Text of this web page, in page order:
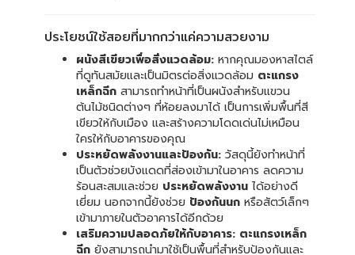
ประโยชน์ใช้สอยที่มากกว่าแค่ความสวยงาม
ผนังสีเขียวเพื่อสิ่งแวดล้อม: หากคุณมองหาสไตล์
ที่ดูทันสมัยและเป็นมิตรต่อสิ่งแวดล้อม ตะแกรง
เหล็กฉีก สามารถทำหน้าที่เป็นผนังสำหรับแขวน
ต้นไม้ชนิดต่างๆ ที่ห้อยลงมาได้ เป็นการเพิ่มพื้นที่สี
เขียวให้กับเมือง และสร้างความโดดเด่นไม่เหมือน
ใครให้กับอาคารของคุณ
ประหยัดพลังงานและป้องกัน: วัสดุนี้ยังทำหน้าที่
เป็นตัวช่วยบังแดดที่ส่องเข้ามาในอาคาร ลดความ
ร้อนสะสมและช่วย ประหยัดพลังงาน ได้อย่างดี
เยี่ยม นอกจากนี้ยังช่วย ป้องกันนก หรือสัตว์เล็กๆ
เข้ามาภายในตัวอาคารได้อีกด้วย
เสริมความปลอดภัยให้กับอาคาร: ตะแกรงเหล็ก
ฉีก ยังสามารถนำมาใช้เป็นพื้นที่สำหรับป้องกันและ